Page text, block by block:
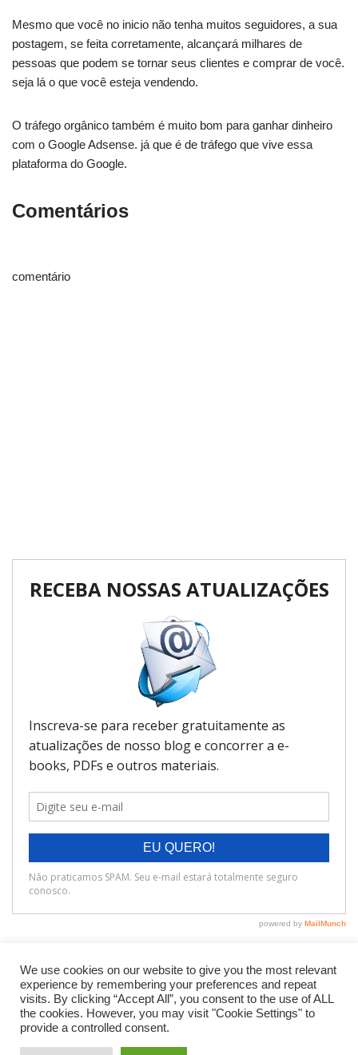
Mesmo que você no inicio não tenha muitos seguidores, a sua
postagem, se feita corretamente, alcançará milhares de
pessoas que podem se tornar seus clientes e comprar de você.
seja lá o que você esteja vendendo.
O tráfego orgânico também é muito bom para ganhar dinheiro
com o Google Adsense. já que é de tráfego que vive essa
plataforma do Google.
Comentários
comentário
We use cookies on our website to give you the most relevant
experience by remembering your preferences and repeat
visits. By clicking “Accept All”, you consent to the use of ALL
the cookies. However, you may visit "Cookie Settings" to
provide a controlled consent.